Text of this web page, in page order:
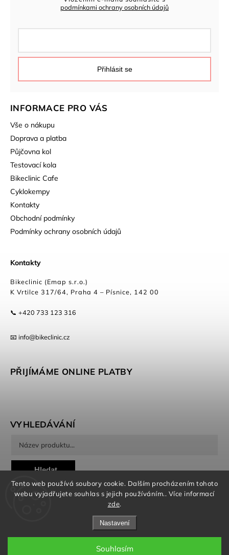
Tento web používá soubory cookie. Dalším procházením tohoto
webu vyjadřujete souhlas s jejich používáním.. Více informací
zde.
Nastavení
Souhlasím
INFORMACE PRO VÁS
Vše o nákupu
Doprava a platba
Půjčovna kol
Testovací kola
Bikeclinic Cafe
Cyklokempy
Kontakty
Obchodní podmínky
Podmínky ochrany osobních údajů
Kontakty
Bikeclinic (Emap s.r.o.)
K Vrtilce 317/64, Praha 4 – Písnice, 142 00
📞 +420 733 123 316
📧 info@bikeclinic.cz
podmínkami ochrany osobních údajů
Přihlásit se
PŘIJÍMÁME ONLINE PLATBY
VYHLEDÁVÁNÍ
Hledat